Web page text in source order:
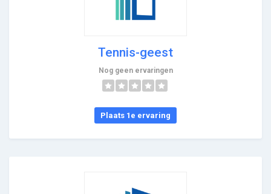
Tennis-geest
Nog geen ervaringen
Plaats 1e ervaring